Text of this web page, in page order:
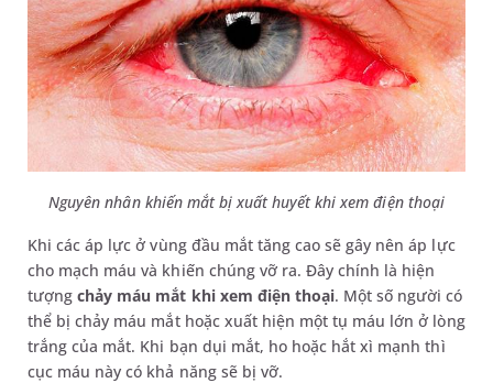
Nguyên nhân khiến mắt bị xuất huyết khi xem điện thoại
Khi các áp lực ở vùng đầu mắt tăng cao sẽ gây nên áp lực
cho mạch máu và khiến chúng vỡ ra. Đây chính là hiện
tượngchảy máu mắt khi xem điện thoại. Một số người có
thể bị chảy máu mắt hoặc xuất hiện một tụ máu lớn ở lòng
trắng của mắt. Khi bạn dụi mắt, ho hoặc hắt xì mạnh thì
cục máu này có khả năng sẽ bị vỡ.